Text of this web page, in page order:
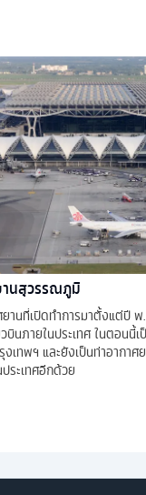
านสุวรรณภูมิ
ยานที่เปิดทำการมาตั้งแต่ปี
บินภายในประเทศ ในตอนนี้
งเทพฯ และยังเป็นท่าอากา
ระเทศอีกด้วย